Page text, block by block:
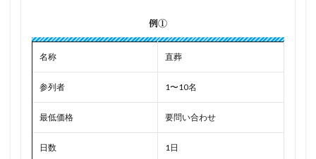
例①
名称 直葬
参列者 1〜10名
最低価格 要問い合わせ
日数 1日